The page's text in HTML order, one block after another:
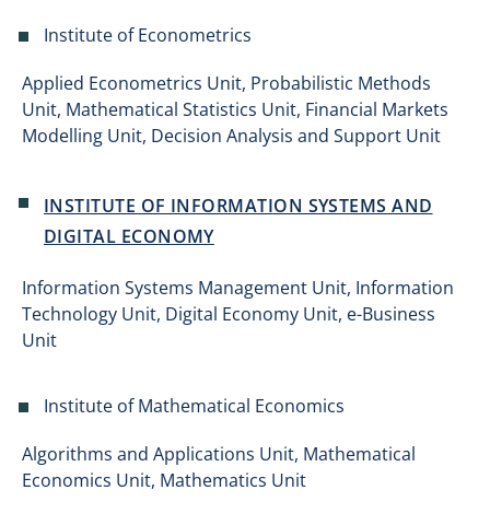
Institute of Econometrics
Applied Econometrics Unit, Probabilistic Methods
Unit, Mathematical Statistics Unit, Financial Markets
Modelling Unit, Decision Analysis and Support Unit
INSTITUTE OF INFORMATION SYSTEMS AND
DIGITAL ECONOMY
Information Systems Management Unit, Information
Technology Unit, Digital Economy Unit, e-Business
Unit
Institute of Mathematical Economics
Algorithms and Applications Unit, Mathematical
Economics Unit, Mathematics Unit